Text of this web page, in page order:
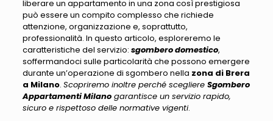
liberare un appartamento in una zona così prestigiosa
può essere un compito complesso che richiede
attenzione, organizzazione e, soprattutto,
professionalità. In questo articolo, esploreremo le
caratteristiche del servizio: sgombero domestico,
soffermandoci sulle particolarità che possono emergere
durante un’operazione di sgombero nella zona di Brera
a Milano. Scopriremo inoltre perché scegliere Sgombero
Appartamenti Milanogarantisce un servizio rapido,
sicuro e rispettoso delle normative vigenti.